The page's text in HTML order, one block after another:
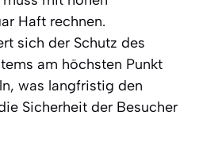
Haft rechnen.
sich der Schutz des
am höchsten Punkt
was langfristig den
Sicherheit der Besucher